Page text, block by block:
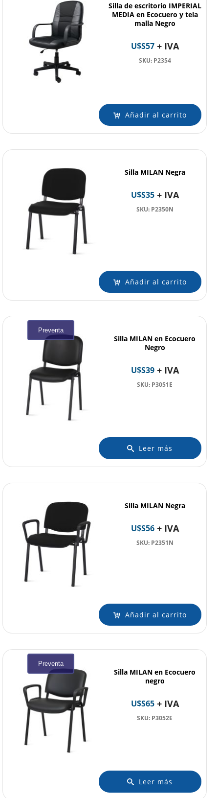
Silla de escritorio IMPERIAL
MEDIA en Ecocuero y tela
malla Negro
U$S57+ IVA
SKU: P2354
Añadir al carrito
Silla MILAN Negra
U$S35+ IVA
SKU: P2350N
Añadir al carrito
Silla MILAN en Ecocuero
Negro
Preventa
U$S39+ IVA
SKU: P3051E
Leer más
Silla MILAN Negra
U$S56+ IVA
SKU: P2351N
Añadir al carrito
Silla MILAN en Ecocuero
negro
Preventa
U$S65+ IVA
SKU: P3052E
Leer más